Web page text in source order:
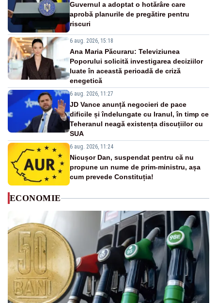
Guvernul a adoptat o hotărâre care
aprobă planurile de pregătire pentru
riscuri
6 aug. 2026, 15:18
Ana Maria Păcuraru: Televiziunea
Poporului solicită investigarea deciziilor
luate în această perioadă de criză
enegetică
6 aug. 2026, 11:27
JD Vance anunță negocieri de pace
dificile și îndelungate cu Iranul, în timp ce
Teheranul neagă existența discuțiilor cu
SUA
6 aug. 2026, 11:24
Nicușor Dan, suspendat pentru că nu
propune un nume de prim-ministru, așa
cum prevede Constituția!
ECONOMIE